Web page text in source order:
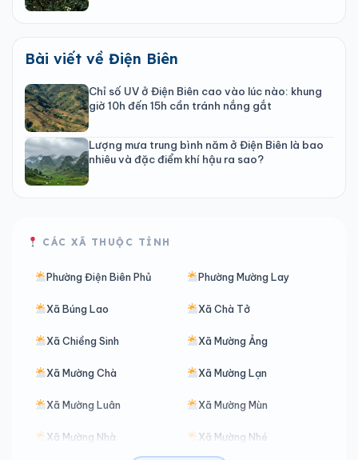
Bài viết về Điện Biên
Chỉ số UV ở Điện Biên cao vào lúc nào: khung
giờ 10h đến 15h cần tránh nắng gắt
Lượng mưa trung bình năm ở Điện Biên là bao
nhiêu và đặc điểm khí hậu ra sao?
CÁC XÃ THUỘC TỈNH
Phường Điện Biên Phủ Phường Mường Lay
Xã Búng Lao Xã Chà Tở
Xã Chiềng Sinh Xã Mường Ảng
Xã Mường Chà Xã Mường Lạn
Xã Mường Luân Xã Mường Mùn
Xã Mường Nhà Xã Mường Nhé